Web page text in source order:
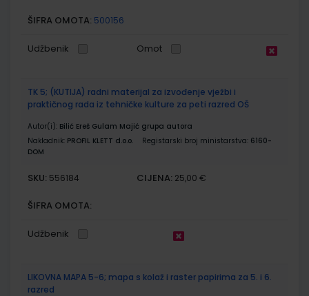
ŠIFRA OMOTA: 500156
Udžbenik Omot
TK 5; (KUTIJA) radni materijal za izvođenje vježbi i
praktičnog rada iz tehničke kulture za peti razred OŠ
Autor(i): Bilić Ereš Gulam Majić grupa autora
Nakladnik: PROFIL KLETT d.o.o. Registarski broj ministarstva: 6160-
DOM
SKU: 556184 CIJENA: 25,00 €
ŠIFRA OMOTA:
Udžbenik
LIKOVNA MAPA 5-6; mapa s kolaž i raster papirima za 5. i 6.
razred